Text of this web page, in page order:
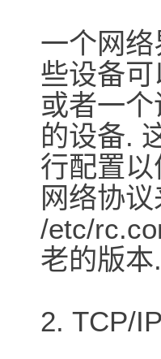
一个网
些设备
或者一
的设备.
行配置
网络协
/etc/
老的版本.
2. TCP/